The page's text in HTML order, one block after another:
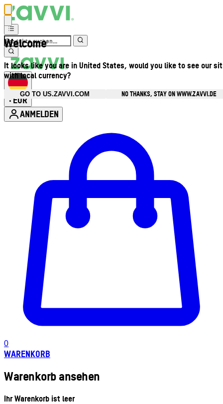
Welcome
It looks like you are in United States, would you like to see our
with local currency?
GO TO US.ZAVVI.COM
NO THANKS, STAY ON WWW.ZAVVI.DE
• EUR
ANMELDEN
0
WARENKORB
Warenkorb ansehen
Ihr Warenkorb ist leer